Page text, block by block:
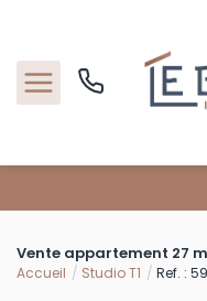
Nos biens
Vente appartement 27
Accueil Studio T1 Ref. :